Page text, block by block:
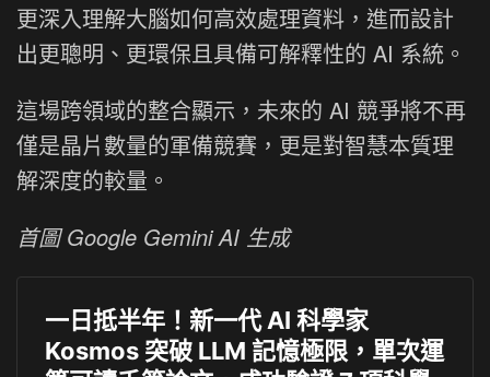
更深入理解大腦如何高效處理資料，進而設計
出更聰明、更環保且具備可解釋性的 AI 系統。
這場跨領域的整合顯示，未來的 AI 競爭將不再
僅是晶片數量的軍備競賽，更是對智慧本質理
解深度的較量。
首圖 Google Gemini AI 生成